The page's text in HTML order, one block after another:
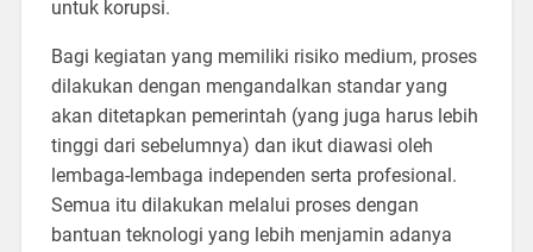
untuk korupsi.
Bagi kegiatan yang memiliki risiko medium, proses
dilakukan dengan mengandalkan standar yang
akan ditetapkan pemerintah (yang juga harus lebih
tinggi dari sebelumnya) dan ikut diawasi oleh
lembaga-lembaga independen serta profesional.
Semua itu dilakukan melalui proses dengan
bantuan teknologi yang lebih menjamin adanya